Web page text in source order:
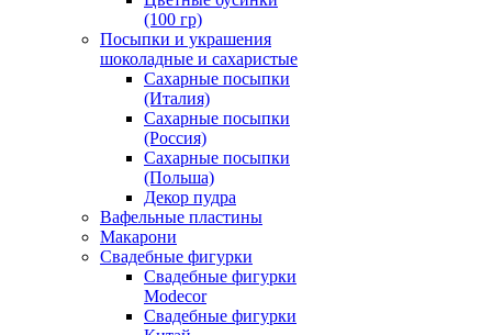
(100 гр)
Посыпки и украшения
шоколадные и сахаристые
Сахарные посыпки
(Италия)
Сахарные посыпки
(Россия)
Сахарные посыпки
(Польша)
Декор пудра
Вафельные пластины
Макарони
Свадебные фигурки
Свадебные фигурки
Modecor
Свадебные фигурки